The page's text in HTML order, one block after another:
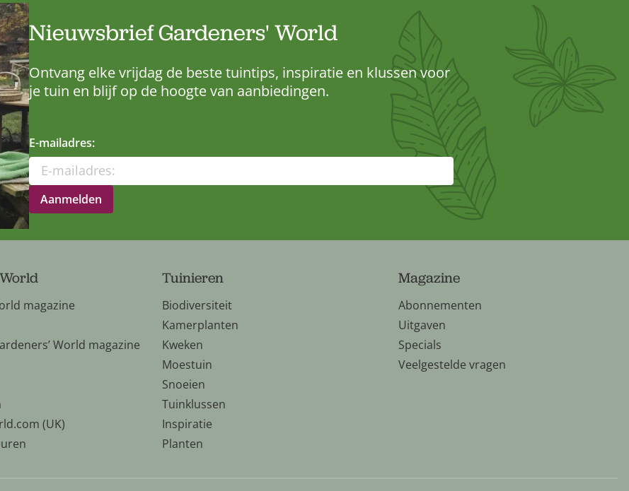
Nieuwsbrief Gardeners' World
Ontvang elke vrijdag de beste tuintips, inspiratie en klussen voor
je tuin en blijf op de hoogte van aanbiedingen.
E-mailadres:
magazine
World magazine
(UK)
Tuinieren
Biodiversiteit
Kamerplanten
Kweken
Moestuin
Snoeien
Tuinklussen
Inspiratie
Planten
Magazine
Abonnementen
Uitgaven
Specials
Veelgestelde vragen